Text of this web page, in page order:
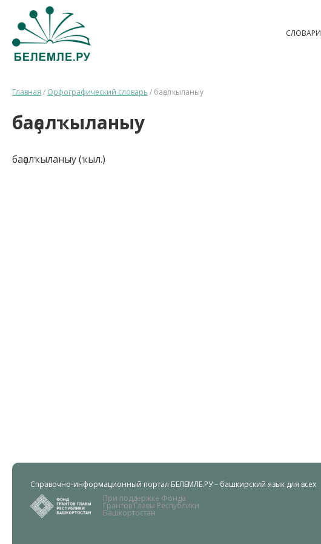
СЛОВАРИ
Главная / Орфографический словарь / баҫалҡыланыу
баҫалҡыланыу
баҫалҡыланыу (ҡыл.)
Справочно-информационный портал БЕЛЕМЛЕ.РУ – башкирский язык для всех
При поддержке Фонда
Грантов Главы Республики
Башкортостан.